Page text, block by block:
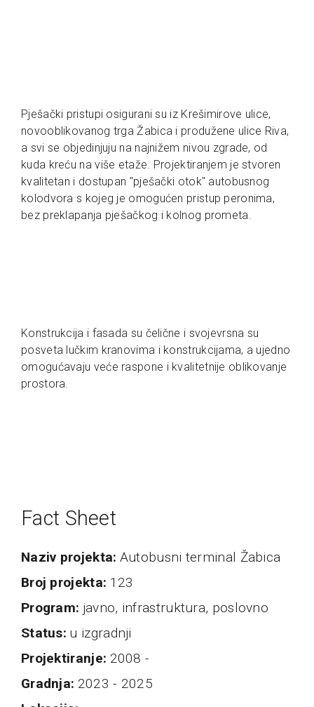
Pješački pristupi osigurani su iz Krešimirove ulice,
novooblikovanog trga Žabica i produžene ulice Riva,
a svi se objedinjuju na najnižem nivou zgrade, od
kuda kreću na više etaže. Projektiranjem je stvoren
kvalitetan i dostupan "pješački otok" autobusnog
kolodvora s kojeg je omogućen pristup peronima,
bez preklapanja pješačkog i kolnog prometa.
Konstrukcija i fasada su čelične i svojevrsna su
posveta lučkim kranovima i konstrukcijama, a ujedno
omogućavaju veće raspone i kvalitetnije oblikovanje
prostora.
Fact Sheet
naziv projekta Autobusni terminal Žabica
broj projekta 123
program javno, infrastruktura, poslovno
status u izgradnji
projektiranje 2008 -
Gradnja 2023 - 2025